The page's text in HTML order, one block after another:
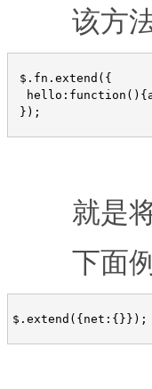
该方法
$.fn.extend({
});
就是将
下面例
$.extend({net:{}});